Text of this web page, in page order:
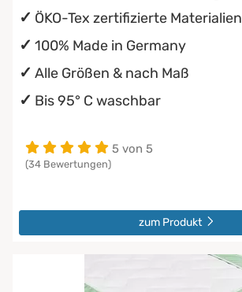
ÖKO-Tex zertifizierte Materialien
100% Made in Germany
Alle Größen & nach Maß
Bis 95° C waschbar
5 von 5
(34 Bewertungen)
zum Produkt